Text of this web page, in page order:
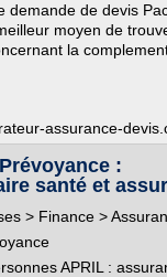
demande de devis
moyen de
la
assurance-
:
santé et
> Finance >
APRIL :